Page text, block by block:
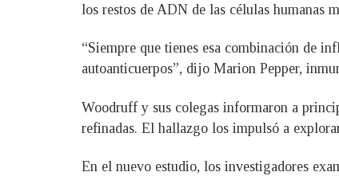
los restos de ADN de las células humanas
“Siempre que tienes esa combinación de
autoanticuerpos”, dijo Marion Pepper,
Woodruff y sus colegas informaron a
refinadas. El hallazgo los impulsó a
En el nuevo estudio, los investigadores